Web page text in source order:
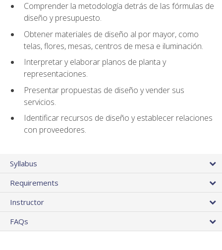
Comprender la metodología detrás de las fórmulas de
diseño y presupuesto.
Obtener materiales de diseño al por mayor, como
telas, flores, mesas, centros de mesa e iluminación.
Interpretar y elaborar planos de planta y
representaciones.
Presentar propuestas de diseño y vender sus
servicios.
Identificar recursos de diseño y establecer relaciones
con proveedores.
Syllabus
Requirements
Instructor
FAQs